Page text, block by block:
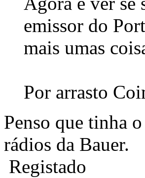
emissor do
mais umas
Por arrasto
Penso que tinha
rádios da Bauer.
Registado